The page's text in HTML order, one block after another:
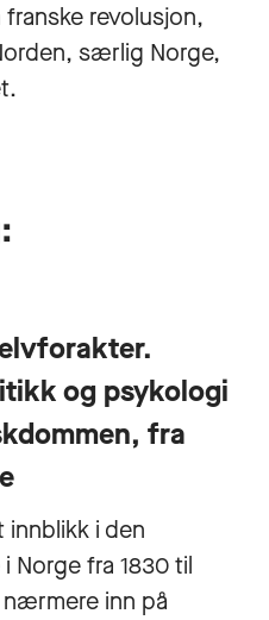
revolusjon,
særlig Norge,
og psykologi
fra
innblikk i den
Norge fra 1830 til
nærmere inn på